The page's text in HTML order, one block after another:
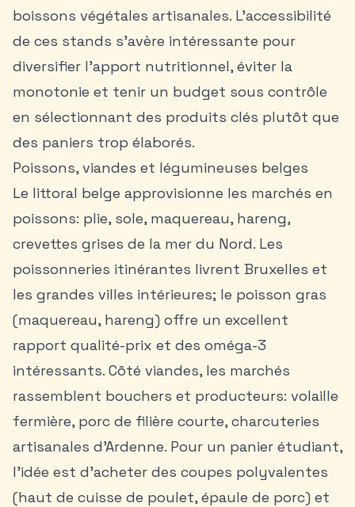
boissons végétales artisanales. L’accessibilité
de ces stands s’avère intéressante pour
diversifier l’apport nutritionnel, éviter la
monotonie et tenir un budget sous contrôle
en sélectionnant des produits clés plutôt que
des paniers trop élaborés.
Poissons, viandes et légumineuses belges
Le littoral belge approvisionne les marchés en
poissons: plie, sole, maquereau, hareng,
crevettes grises de la mer du Nord. Les
poissonneries itinérantes livrent Bruxelles et
les grandes villes intérieures; le poisson gras
(maquereau, hareng) offre un excellent
rapport qualité-prix et des oméga-3
intéressants. Côté viandes, les marchés
rassemblent bouchers et producteurs: volaille
fermière, porc de filière courte, charcuteries
artisanales d’Ardenne. Pour un panier étudiant,
l’idée est d’acheter des coupes polyvalentes
(haut de cuisse de poulet, épaule de porc) et